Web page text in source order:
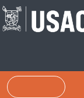
Passar para o
Pesquisar